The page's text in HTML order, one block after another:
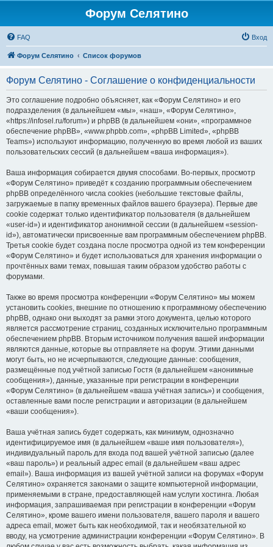
Форум Селятино
FAQ Вход
Форум Селятино Список форумов
Форум Селятино - Соглашение о конфиденциальности
Это соглашение подробно объясняет, как «Форум Селятино» и его
подразделения (в дальнейшем «мы», «наш», «Форум Селятино»,
«https://infosel.ru/forum») и phpBB (в дальнейшем «они», «программное
обеспечение phpBB», «www.phpbb.com», «phpBB Limited», «phpBB
Teams») используют информацию, полученную во время любой из ваших
пользовательских сессий (в дальнейшем «ваша информация»).
Ваша информация собирается двумя способами. Во-первых, просмотр
«Форум Селятино» приведёт к созданию программным обеспечением
phpBB определённого числа cookies (небольшие текстовые файлы,
загружаемые в папку временных файлов вашего браузера). Первые две
cookie содержат только идентификатор пользователя (в дальнейшем
«user-id») и идентификатор анонимной сессии (в дальнейшем «session-
id»), автоматически присвоенные вам программным обеспечением phpBB.
Третья cookie будет создана после просмотра одной из тем конференции
«Форум Селятино» и будет использоваться для хранения информации о
прочтённых вами темах, повышая таким образом удобство работы с
форумами.
Также во время просмотра конференции «Форум Селятино» мы можем
установить cookies, внешние по отношению к программному обеспечению
phpBB, однако они выходят за рамки этого документа, целью которого
является рассмотрение страниц, созданных исключительно программным
обеспечением phpBB. Вторым источником получения вашей информации
являются данные, которые вы отправляете на форум. Этими данными
могут быть, но не исчерпываются, следующие данные: сообщения,
размещённые под учётной записью Гостя (в дальнейшем «анонимные
сообщения»), данные, указанные при регистрации в конференции
«Форум Селятино» (в дальнейшем «ваша учётная запись») и сообщения,
оставленные вами после регистрации и авторизации (в дальнейшем
«ваши сообщения»).
Ваша учётная запись будет содержать, как минимум, однозначно
идентифицируемое имя (в дальнейшем «ваше имя пользователя»),
индивидуальный пароль для входа под вашей учётной записью (далее
«ваш пароль») и реальный адрес email (в дальнейшем «ваш адрес
email»). Ваша информация из вашей учётной записи на форумах «Форум
Селятино» охраняется законами о защите компьютерной информации,
применяемыми в стране, предоставляющей нам услуги хостинга. Любая
информация, запрашиваемая при регистрации в конференции «Форум
Селятино», кроме вашего имени пользователя, вашего пароля и вашего
адреса email, может быть как необходимой, так и необязательной ко
вводу, на усмотрение администрации конференции «Форум Селятино». В